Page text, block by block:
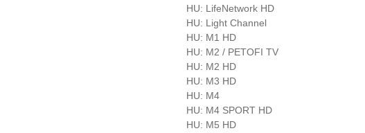
HU: LifeNetwork HD
HU: Light Channel
HU: M1 HD
HU: M2 / PETOFI TV
HU: M2 HD
HU: M3 HD
HU: M4
HU: M4 SPORT HD
HU: M5 HD